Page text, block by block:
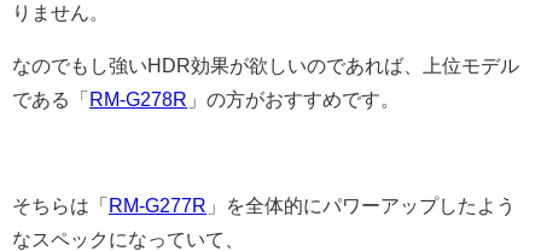
りません。
なのでもし強いHDR効果が欲しいのであれば、上位モデル
である「 RM-G278R 」の方がおすすめです。
そちらは「 RM-G277R 」を全体的にパワーアップしたよう
なスペックになっていて、